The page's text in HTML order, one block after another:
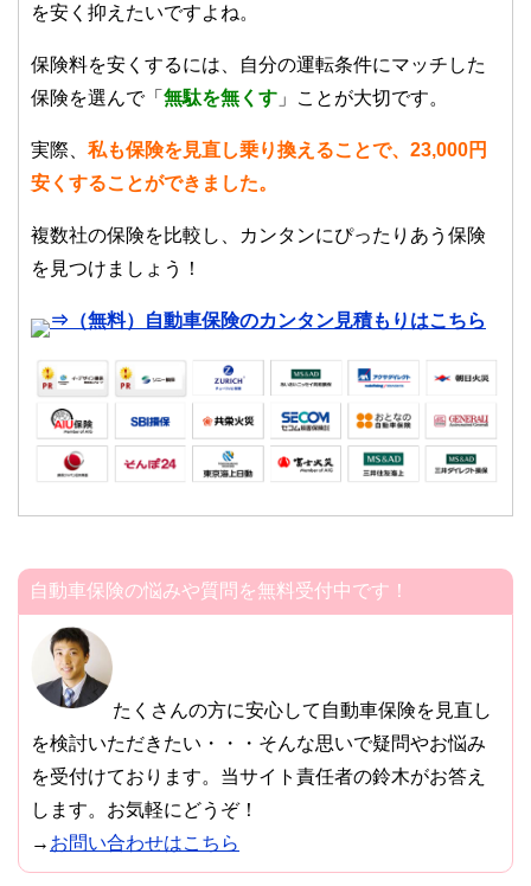
を安く抑えたいですよね。
保険料を安くするには、自分の運転条件にマッチした
保険を選んで「 無駄を無くす 」ことが大切です。
実際、 私も保険を見直し乗り換えることで、23,000円
安くすることができました。
複数社の保険を比較し、カンタンにぴったりあう保険
を見つけましょう！
⇒（無料）自動車保険のカンタン見積もりはこちら
自動車保険の悩みや質問を無料受付中です！
たくさんの方に安心して自動車保険を見直し
を検討いただきたい・・・そんな思いで疑問やお悩み
を受付けております。当サイト責任者の鈴木がお答え
します。お気軽にどうぞ！
→ お問い合わせはこちら